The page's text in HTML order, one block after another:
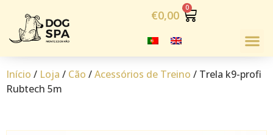
€0,00
Início / Loja / Cão /Acessórios de Treino / Trela k9-profi
Rubtech 5m